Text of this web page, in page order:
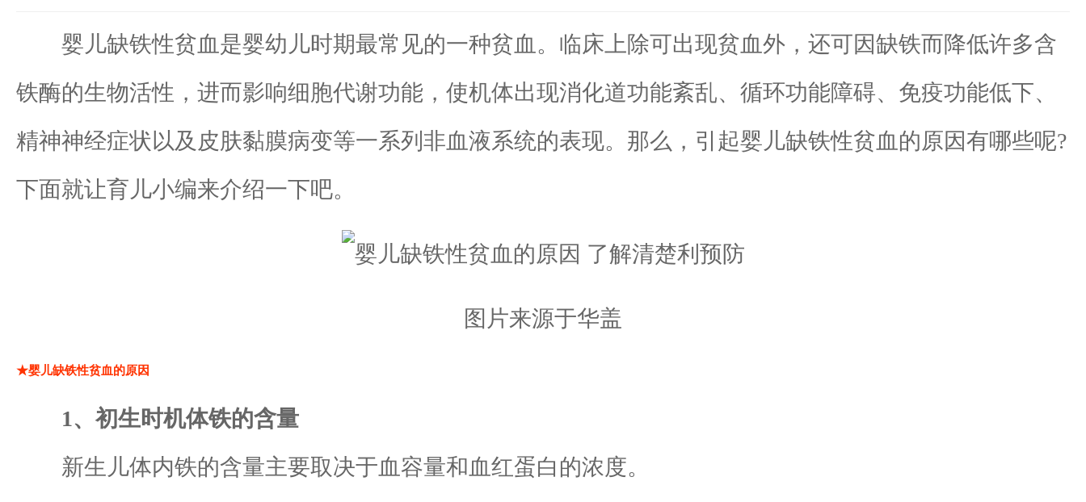
婴儿缺铁性贫血是婴幼儿时期最常见的一种贫血。临床上除可出现贫血外，还可因缺铁而降低许多含
铁酶的生物活性，进而影响细胞代谢功能，使机体出现消化道功能紊乱、循环功能障碍、免疫功能低下、
精神神经症状以及皮肤黏膜病变等一系列非血液系统的表现。那么，引起婴儿缺铁性贫血的原因有哪些呢?
下面就让育儿小编来介绍一下吧。
图片来源于华盖
★婴儿缺铁性贫血的原因
1、初生时机体铁的含量
新生儿体内铁的含量主要取决于血容量和血红蛋白的浓度。